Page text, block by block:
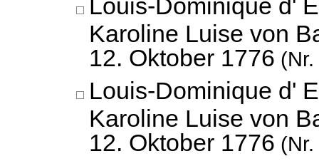
Louis-Dominique d'
Karoline Luise von
12. Oktober 1776
Louis-Dominique d'
Karoline Luise von
12. Oktober 1776